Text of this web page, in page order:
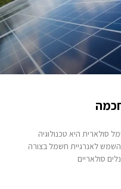
היא טכנולוגיה
לאנרגיית חשמל בצורה
סולאריים